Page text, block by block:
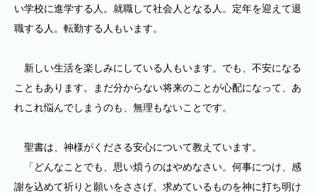
い学校に進学する人。就職して社会人となる人。定年を迎えて退
職する人。転勤する人もいます。
新しい生活を楽しみにしている人もいます。でも、不安になる
こともあります。まだ分からない将来のことが心配になって、あ
れこれ悩んでしまうのも、無理もないことです。
聖書は、神様がくださる安心について教えています。
「どんなことでも、思い煩うのはやめなさい。何事につけ、感
謝を込めて祈りと願いをささげ、求めているものを神に打ち明け